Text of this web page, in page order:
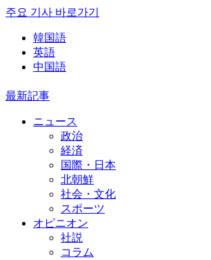
주요 기사 바로가기
韓国語
英語
中国語
最新記事
ニュース
政治
経済
国際・日本
北朝鮮
社会・文化
スポーツ
オピニオン
社説
コラム